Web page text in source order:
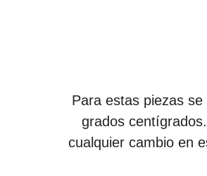
Para estas piezas
grados
cualquier cambio en